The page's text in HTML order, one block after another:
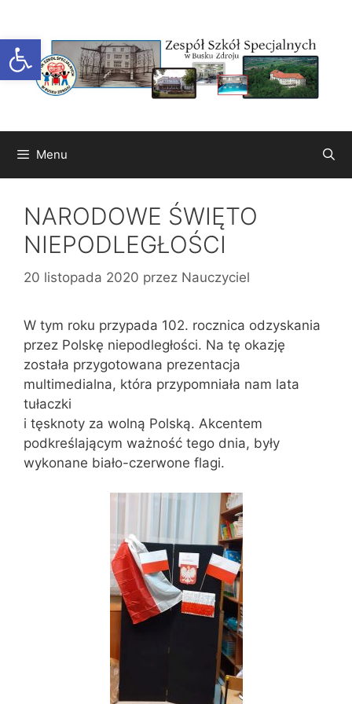
Otwórz pasek narzędzi
treści
Menu
NARODOWE ŚWIĘTO
NIEPODLEGŁOŚCI
20 listopada 2020 przez Nauczyciel
W tym roku przypada 102. rocznica odzyskania
przez Polskę niepodległości. Na tę okazję
została przygotowana prezentacja
multimedialna, która przypomniała nam lata
tułaczki
i tęsknoty za wolną Polską. Akcentem
podkreślającym ważność tego dnia, były
wykonane biało-czerwone flagi.